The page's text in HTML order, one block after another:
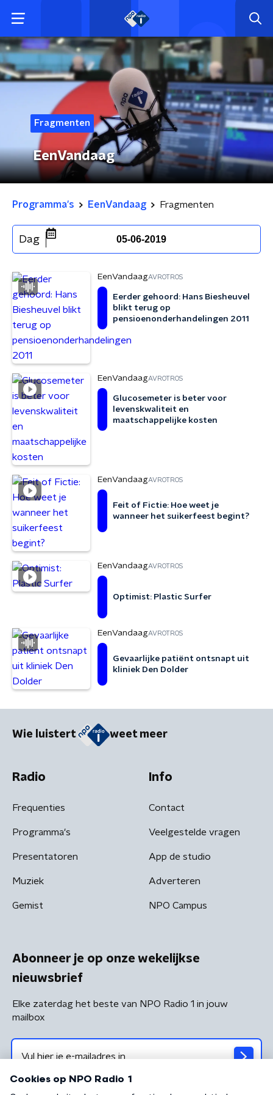
Fragmenten
EenVandaag
Programma's EenVandaag Fragmenten
Dag 05-06-2019
EenVandaagAVROTROS
Eerder gehoord: Hans Biesheuvel
blikt terug op
pensioenonderhandelingen 2011
EenVandaagAVROTROS
Glucosemeter is beter voor
levenskwaliteit en
maatschappelijke kosten
EenVandaagAVROTROS
Feit of Fictie: Hoe weet je
wanneer het suikerfeest begint?
EenVandaagAVROTROS
Optimist: Plastic Surfer
EenVandaagAVROTROS
Gevaarlijke patiënt ontsnapt uit
kliniek Den Dolder
Wie luistert weet meer
Radio
Frequenties
Programma's
Presentatoren
Muziek
Gemist
Info
Contact
Veelgestelde vragen
App de studio
Adverteren
NPO Campus
Abonneer je op onze wekelijkse
nieuwsbrief
Elke zaterdag het beste van NPO Radio 1 in jouw
mailbox